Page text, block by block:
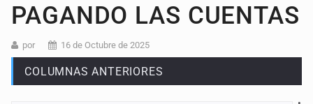
PAGANDO LAS CUENTAS
por 16 de Octubre de 2025
COLUMNAS ANTERIORES